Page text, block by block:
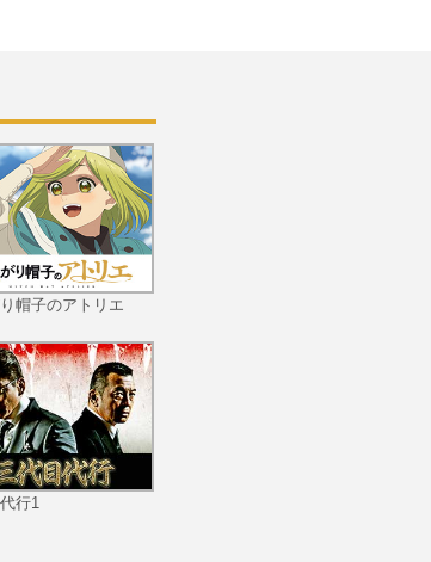
#11 下克上
#12 自壊
#13 亀裂
帽子のアトリエ
行1